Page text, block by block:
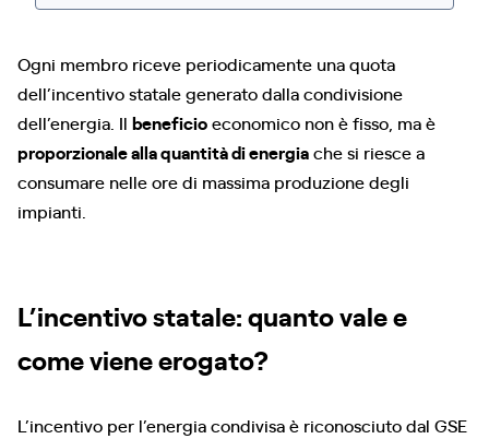
Ogni membro riceve periodicamente una quota
dell’incentivo statale generato dalla condivisione
dell’energia. Il beneficioeconomico non è fisso, ma è
proporzionale alla quantità di energiache si riesce a
consumare nelle ore di massima produzione degli
impianti.
L’incentivo statale: quanto vale e
come viene erogato?
L’incentivo per l’energia condivisa è riconosciuto dal GSE